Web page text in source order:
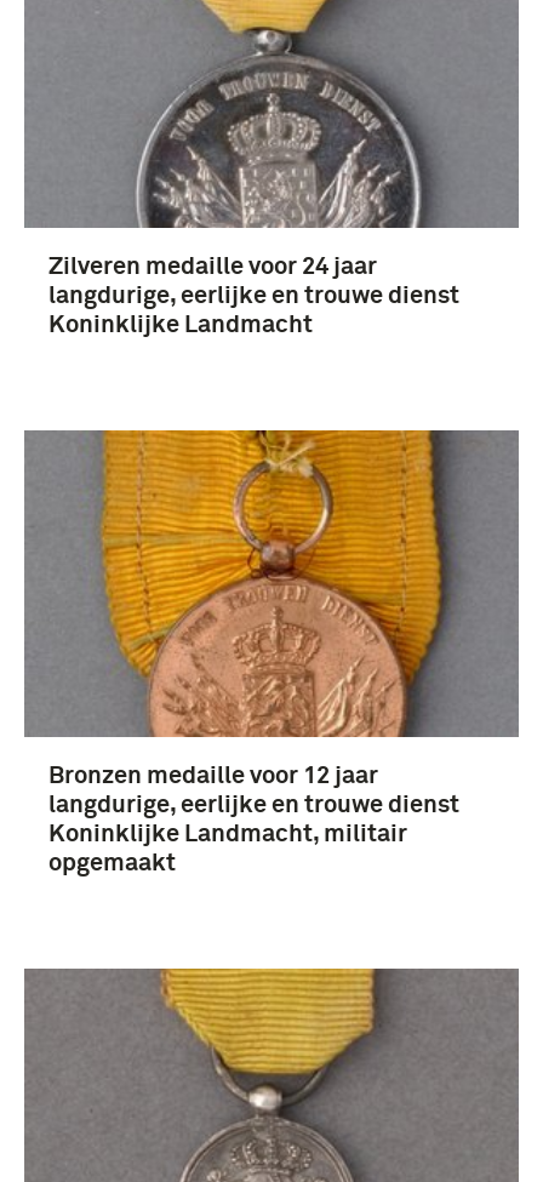
Zilveren medaille voor 24 jaar
langdurige, eerlijke en trouwe dienst
Koninklijke Landmacht
Bronzen medaille voor 12 jaar
langdurige, eerlijke en trouwe dienst
Koninklijke Landmacht, militair
opgemaakt